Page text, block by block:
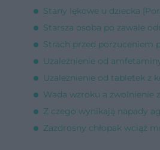
Stany lękowe u dziecka
Starsza osoba po zawale
Strach przed porzuceniem
Uzależnienie od
Uzależnienie od tabletek z
Wada wzroku a zwolnienie
Z czego wynikają napady
Zazdrosny chłopak wciąż